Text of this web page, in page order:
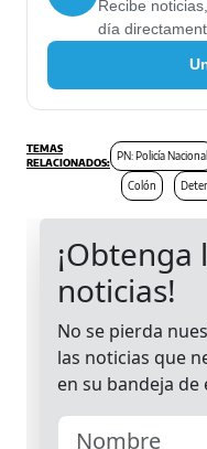
Recibe
día
PN: Policía Nacional
Colón